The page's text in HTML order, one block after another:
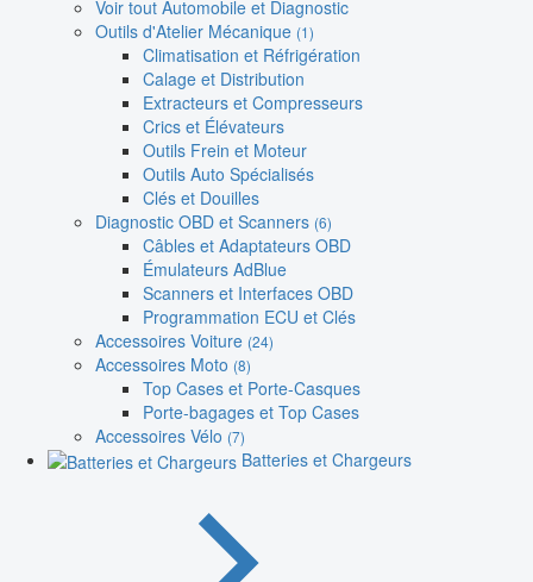
Voir tout Automobile et Diagnostic
Outils d'Atelier Mécanique (1)
Climatisation et Réfrigération
Calage et Distribution
Extracteurs et Compresseurs
Crics et Élévateurs
Outils Frein et Moteur
Outils Auto Spécialisés
Clés et Douilles
Diagnostic OBD et Scanners (6)
Câbles et Adaptateurs OBD
Émulateurs AdBlue
Scanners et Interfaces OBD
Programmation ECU et Clés
Accessoires Voiture (24)
Accessoires Moto (8)
Top Cases et Porte-Casques
Porte-bagages et Top Cases
Accessoires Vélo (7)
Batteries et Chargeurs